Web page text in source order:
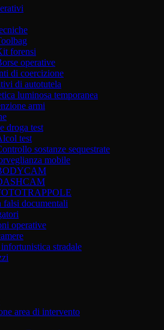
forensi
operative
di coercizione
di autotutela
luminosa temporanea
armi
droga test
test
sostanze sequestrate
mobile
falsi documentali
operative
stradale
area di intervento